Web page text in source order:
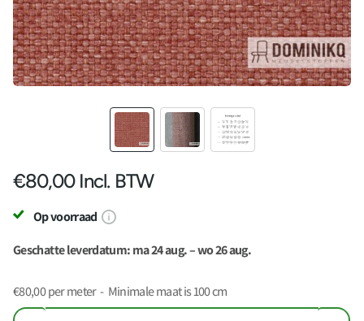
€80,00Incl. BTW
Op voorraad
Geschatte leverdatum: ma 24 aug. – wo 26 aug.
€80,00per meter - Minimale maat is 100 cm